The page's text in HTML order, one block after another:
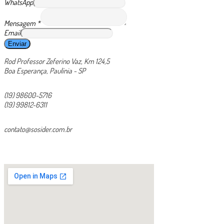
WhatsApp
Mensagem *
Email
Enviar
Rod Professor Zeferino Vaz, Km 124,5
Boa Esperança, Paulínia - SP
(19) 98600-5716
(19) 99812-6311
contato@sosider.com.br